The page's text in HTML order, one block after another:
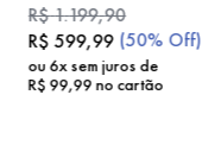
R$1.199,90
R$ 599,99 (50% Off)
ou 6x sem juros de
R$ 99,99no cartão